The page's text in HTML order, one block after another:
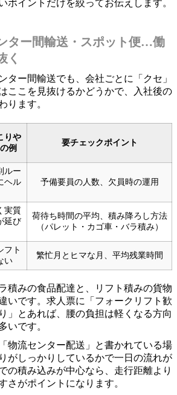
ポイントだけを絞ってお伝えします。
ター間輸送・スポット便…働
く
ター間輸送でも、会社ごとに「クセ」
ここを見抜けるかどうかで、入社後の
ります。
りや
例
要チェックポイント
ルー
ヘル
予備要員の人数、欠員時の運用
実質
延び
荷待ち時間の平均、積み降ろし方法
（パレット・カゴ車・バラ積み）
フト
い
繁忙月とヒマな月、平均残業時間
積みの食品配達と、リフト積みの貨物
いです。求人票に「フォークリフト歓
」とあれば、腰の負担は軽くなる方向
いです。
物流センター配送」と書かれている場
がしっかりしているかで一日の流れが
の積み込みが中心なら、走行距離より
さがポイントになります。